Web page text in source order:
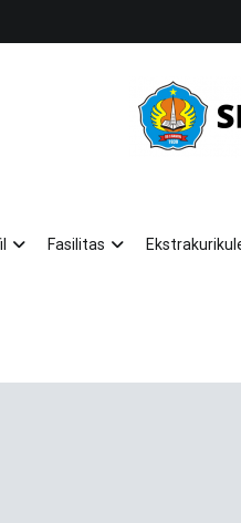
Fasilitas